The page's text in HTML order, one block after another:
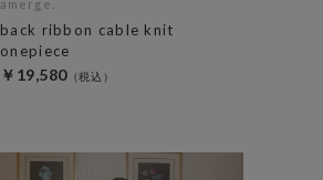
amerge.
back ribbon cable knit
onepiece
￥19,580